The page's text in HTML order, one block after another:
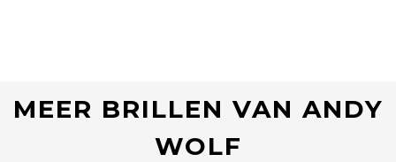
MEER BRILLEN VAN ANDY
WOLF